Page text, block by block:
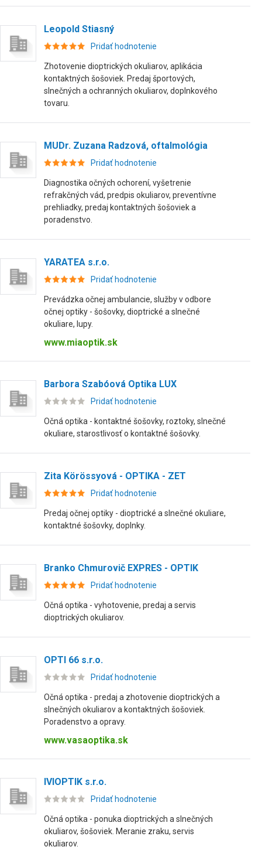
Leopold Stiasný
Pridať hodnotenie
Zhotovenie dioptrických okuliarov, aplikácia
kontaktných šošoviek. Predaj športových,
slnečných a ochranných okuliarov, doplnkového
tovaru.
MUDr. Zuzana Radzová, oftalmológia
Pridať hodnotenie
Diagnostika očných ochorení, vyšetrenie
refrakčných vád, predpis okuliarov, preventívne
prehliadky, predaj kontaktných šošoviek a
poradenstvo.
YARATEA s.r.o.
Pridať hodnotenie
Prevádzka očnej ambulancie, služby v odbore
očnej optiky - šošovky, dioptrické a slnečné
okuliare, lupy.
www.miaoptik.sk
Barbora Szabóová Optika LUX
Pridať hodnotenie
Očná optika - kontaktné šošovky, roztoky, slnečné
okuliare, starostlivosť o kontaktné šošovky.
Zita Körössyová - OPTIKA - ZET
Pridať hodnotenie
Predaj očnej optiky - dioptrické a slnečné okuliare,
kontaktné šošovky, doplnky.
Branko Chmurovič EXPRES - OPTIK
Pridať hodnotenie
Očná optika - vyhotovenie, predaj a servis
dioptrických okuliarov.
OPTI 66 s.r.o.
Pridať hodnotenie
Očná optika - predaj a zhotovenie dioptrických a
slnečných okuliarov a kontaktných šošoviek.
Poradenstvo a opravy.
www.vasaoptika.sk
IVIOPTIK s.r.o.
Pridať hodnotenie
Očná optika - ponuka dioptrických a slnečných
okuliarov, šošoviek. Meranie zraku, servis
okuliarov.